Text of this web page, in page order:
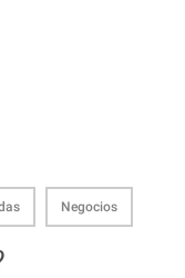
Negocios